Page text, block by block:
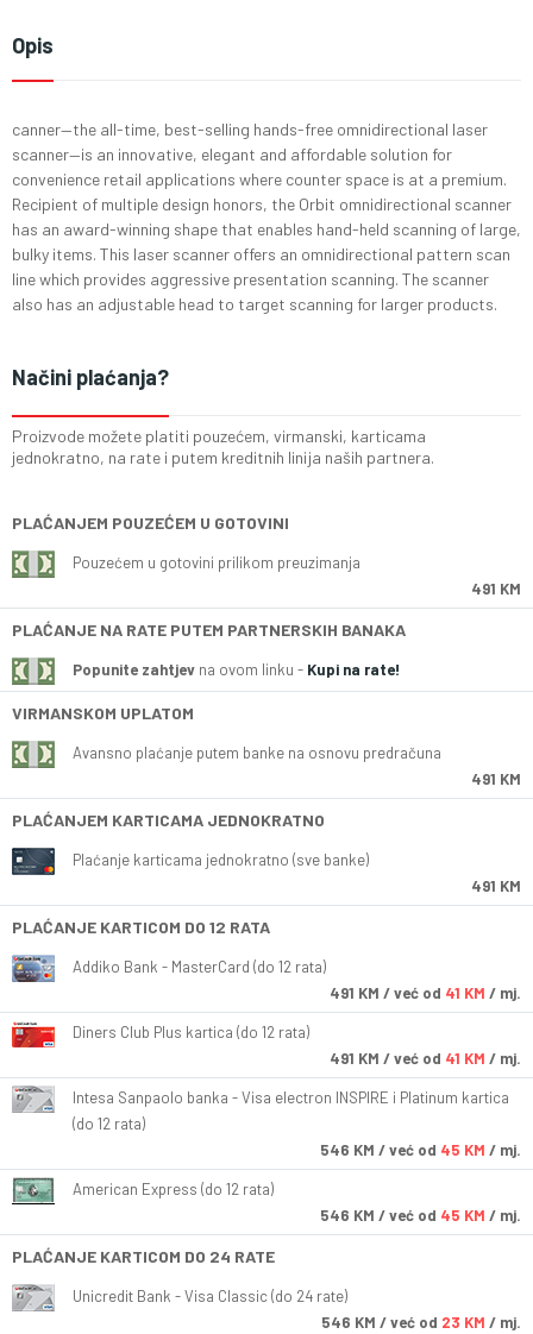
Opis
canner—the all-time, best-selling hands-free omnidirectional laser
scanner—is an innovative, elegant and affordable solution for
convenience retail applications where counter space is at a premium.
Recipient of multiple design honors, the Orbit omnidirectional scanner
has an award-winning shape that enables hand-held scanning of large,
bulky items. This laser scanner offers an omnidirectional pattern scan
line which provides aggressive presentation scanning. The scanner
also has an adjustable head to target scanning for larger products.
Načini plaćanja?
Proizvode možete platiti pouzećem, virmanski, karticama
jednokratno, na rate i putem kreditnih linija naših partnera.
PLAĆANJEM POUZEĆEM U GOTOVINI
Pouzećem u gotovini prilikom preuzimanja
491 KM
PLAĆANJE NA RATE PUTEM PARTNERSKIH BANAKA
Popunite zahtjev na ovom linku - Kupi na rate!
VIRMANSKOM UPLATOM
Avansno plaćanje putem banke na osnovu predračuna
491 KM
PLAĆANJEM KARTICAMA JEDNOKRATNO
Plaćanje karticama jednokratno (sve banke)
491 KM
PLAĆANJE KARTICOM DO 12 RATA
Addiko Bank - MasterCard (do 12 rata)
491 KM / već od 41 KM / mj.
Diners Club Plus kartica (do 12 rata)
491 KM / već od 41 KM / mj.
Intesa Sanpaolo banka - Visa electron INSPIRE i Platinum kartica
(do 12 rata)
546 KM / već od 45 KM / mj.
American Express (do 12 rata)
546 KM / već od 45 KM / mj.
PLAĆANJE KARTICOM DO 24 RATE
Unicredit Bank - Visa Classic (do 24 rate)
546 KM / već od 23 KM / mj.